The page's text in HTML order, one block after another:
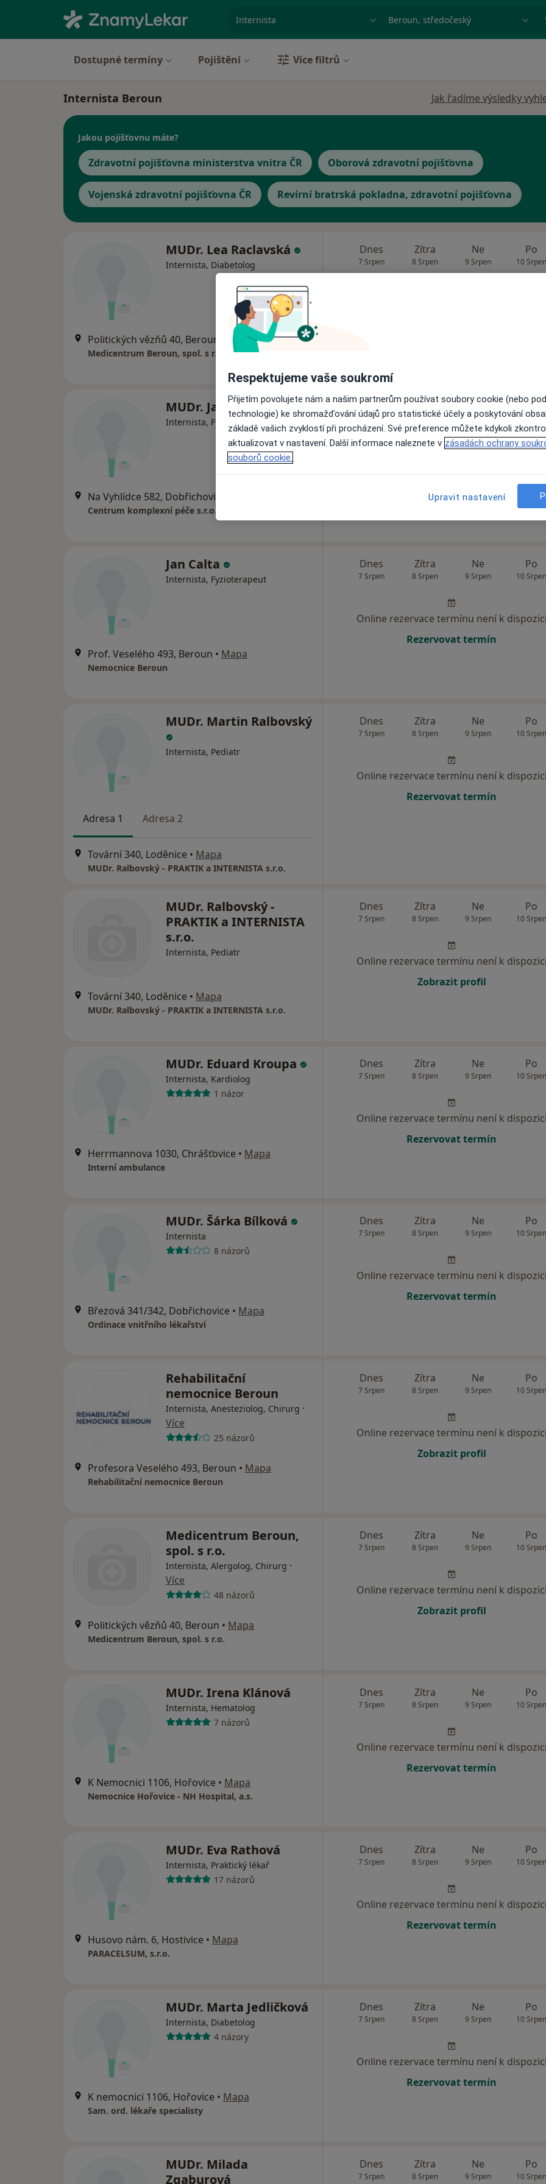
Město nebo region
Dostupné termíny Pojištění Více filtrů
Internista Beroun Jak řadíme výsledky
Jakou pojišťovnu máte?
Zdravotní pojišťovna ministerstva vnitra ČR Oborová zdravotní pojišťovna
Vojenská zdravotní pojišťovna ČR Revírní bratrská pokladna, zdravotní pojišťovna
MUDr. Lea Raclavská
Internista, Diabetolog
Politických vězňů 40, Beroun Mapa
Medicentrum Beroun, spol. s r.o.
Dnes
7 Srpen
Zítra
8 Srpen
Ne
9 Srpen
Po
10 Srpen
MUDr. Jan Hnízdil
Internista, Fyzioterapeut
Na Vyhlídce 582, Dobřichovice
Centrum komplexní péče s.r.o.
Dnes
7 Srpen
Zítra
8 Srpen
Ne
9 Srpen
Po
10 Srpen
Jan Calta
Internista, Fyzioterapeut
Prof. Veselého 493, Beroun • Mapa
Nemocnice Beroun
Dnes
7 Srpen
Zítra
8 Srpen
Ne
9 Srpen
Po
10 Srpen
Online rezervace termínu není k dispozici
Rezervovat termín
MUDr. Martin Ralbovský
Internista, Pediatr
Adresa 1 Adresa 2
Tovární 340, Loděnice • Mapa
MUDr. Ralbovský - PRAKTIK a INTERNISTA s.r.o.
Dnes
7 Srpen
Zítra
8 Srpen
Ne
9 Srpen
Po
10 Srpen
Online rezervace termínu není k dispozici
Rezervovat termín
MUDr. Ralbovský -
PRAKTIK a INTERNISTA
s.r.o.
Internista, Pediatr
Tovární 340, Loděnice • Mapa
MUDr. Ralbovský - PRAKTIK a INTERNISTA s.r.o.
Dnes
7 Srpen
Zítra
8 Srpen
Ne
9 Srpen
Po
10 Srpen
Online rezervace termínu není k dispozici
Zobrazit profil
MUDr. Eduard Kroupa
Internista, Kardiolog
1 názor
Herrmannova 1030, Chrášťovice • Mapa
Interní ambulance
Dnes
7 Srpen
Zítra
8 Srpen
Ne
9 Srpen
Po
10 Srpen
Online rezervace termínu není k dispozici
Rezervovat termín
MUDr. Šárka Bílková
Internista
8 názorů
Březová 341/342, Dobřichovice • Mapa
Ordinace vnitřního lékařství
Dnes
7 Srpen
Zítra
8 Srpen
Ne
9 Srpen
Po
10 Srpen
Online rezervace termínu není k dispozici
Rezervovat termín
Rehabilitační
nemocnice Beroun
Internista, Anesteziolog, Chirurg ·
Více
25 názorů
Profesora Veselého 493, Beroun • Mapa
Rehabilitační nemocnice Beroun
Dnes
7 Srpen
Zítra
8 Srpen
Ne
9 Srpen
Po
10 Srpen
Online rezervace termínu není k dispozici
Zobrazit profil
Medicentrum Beroun,
spol. s r.o.
Internista, Alergolog, Chirurg ·
Více
48 názorů
Politických vězňů 40, Beroun • Mapa
Medicentrum Beroun, spol. s r.o.
Dnes
7 Srpen
Zítra
8 Srpen
Ne
9 Srpen
Po
10 Srpen
Online rezervace termínu není k dispozici
Zobrazit profil
MUDr. Irena Klánová
Internista, Hematolog
7 názorů
K Nemocnici 1106, Hořovice • Mapa
Nemocnice Hořovice - NH Hospital, a.s.
Dnes
7 Srpen
Zítra
8 Srpen
Ne
9 Srpen
Po
10 Srpen
Online rezervace termínu není k dispozici
Rezervovat termín
MUDr. Eva Rathová
Internista, Praktický lékař
17 názorů
Husovo nám. 6, Hostivice • Mapa
PARACELSUM, s.r.o.
Dnes
7 Srpen
Zítra
8 Srpen
Ne
9 Srpen
Po
10 Srpen
Online rezervace termínu není k dispozici
Rezervovat termín
MUDr. Marta Jedličková
Internista, Diabetolog
4 názory
K nemocnici 1106, Hořovice • Mapa
Sam. ord. lékaře specialisty
Dnes
7 Srpen
Zítra
8 Srpen
Ne
9 Srpen
Po
10 Srpen
Online rezervace termínu není k dispozici
Rezervovat termín
MUDr. Milada
Zgaburová
Dnes
7 Srpen
Zítra
8 Srpen
Ne
9 Srpen
Po
10 Srpen
Respektujeme vaše soukromí
Přijetím povolujete nám a našim partnerům používat soubory cookie (nebo
technologie) ke shromažďování údajů pro statistické účely a poskytování
základě vašich zvyklostí při procházení. Své preference můžete kdykoli
aktualizovat v nastavení. Další informace naleznete v zásadách ochrany
souborů cookie.
Upravit nastavení